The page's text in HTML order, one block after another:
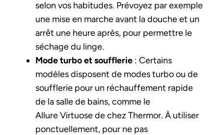
selon vos habitudes. Prévoyez par exemple
une mise en marche avant la douche et un
arrêt une heure après, pour permettre le
séchage du linge.
Mode turbo et soufflerie : Certains
modèles disposent de modes turbo ou de
soufflerie pour un réchauffement rapide
de la salle de bains, comme le
Allure Virtuose de chez Thermor. À utiliser
ponctuellement, pour ne pas